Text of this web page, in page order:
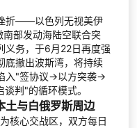
折——以色列无视美伊
部发动海陆空联合突
义务，于6月22日再度强
底撤出波斯湾，将持续
入"签协议→以方突袭→
判"的循环模式。
土与白俄罗斯周边
核心交战区，双方每日